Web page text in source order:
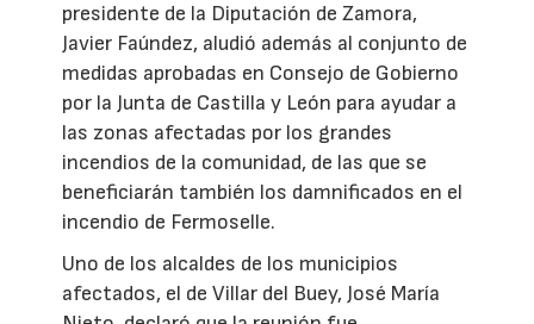
presidente de la Diputación de Zamora,
Javier Faúndez, aludió además al conjunto de
medidas aprobadas en Consejo de Gobierno
por la Junta de Castilla y León para ayudar a
las zonas afectadas por los grandes
incendios de la comunidad, de las que se
beneficiarán también los damnificados en el
incendio de Fermoselle.
Uno de los alcaldes de los municipios
afectados, el de Villar del Buey, José María